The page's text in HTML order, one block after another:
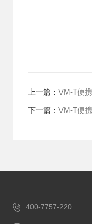
上一篇： VM-T便
下一篇： VM-T便
400-7757-220